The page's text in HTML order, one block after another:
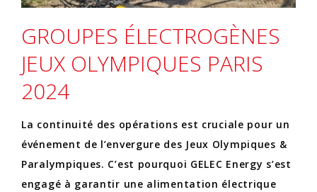
GROUPES ÉLECTROGÈNES
JEUX OLYMPIQUES PARIS
2024
La continuité des opérations est cruciale pour un
événement de l’envergure des Jeux Olympiques &
Paralympiques. C’est pourquoi GELEC Energy s’est
engagé à garantir une alimentation électrique